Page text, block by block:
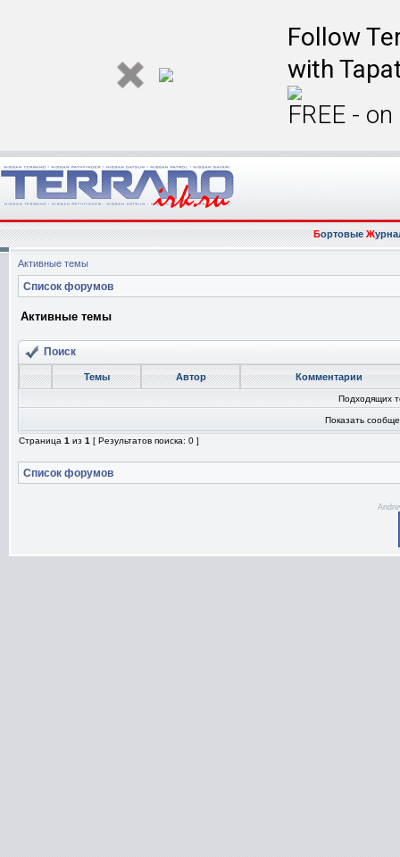
Follow
with
FREE -
БортовыеЖ
Активные темы
Список форумов
Активные темы
Поиск
Темы Автор Комментарии
Подходящих
Показать
Страница 1 из 1 [ Результатов поиска: 0 ]
Список форумов